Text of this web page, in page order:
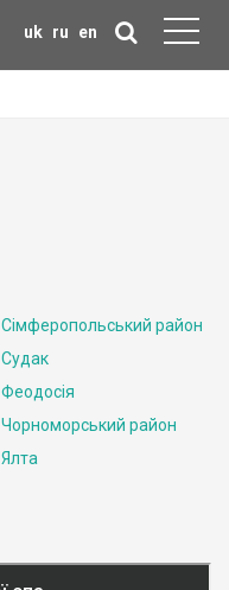
uk ru en
Сімферопольський район
Судак
Феодосія
Чорноморський район
Ялта